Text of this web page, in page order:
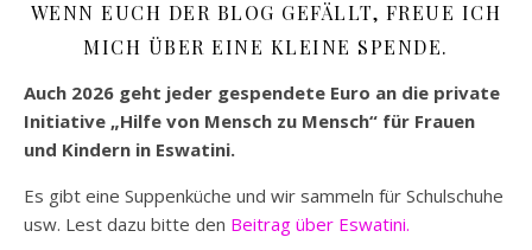
WENN EUCH DER BLOG GEFÄLLT, FREUE ICH
MICH ÜBER EINE KLEINE SPENDE.
Auch 2026 geht jeder gespendete Euro an die private
Initiative „Hilfe von Mensch zu Mensch“ für Frauen
und Kindern in Eswatini.
Es gibt eine Suppenküche und wir sammeln für Schulschuhe
usw. Lest dazu bitte den Beitrag über Eswatini.